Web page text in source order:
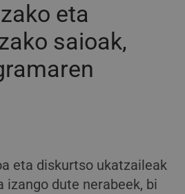
eta
saioak,
eta diskurtso ukatzaileak
izango dute nerabeek, bi